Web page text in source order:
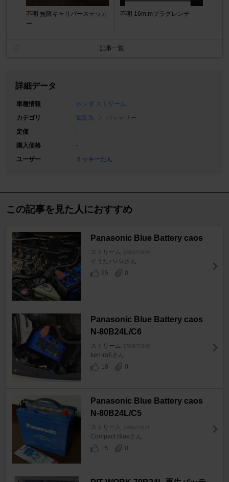
不明 無限キャリパーステッカ
ー
不明 16m,mプラグレンチ
記事一覧
詳細データ
車種情報
ホンダ ストリーム
カテゴリ
電装系
バッテリー
定価
-
購入価格
-
ユーザー
ミッキーたん
この記事を見た人におすすめ
Panasonic Blue Battery caos
ストリーム [RN6/7/8/9]
そうたパパ♪さん
25
0
Panasonic Blue Battery caos
N-80B24L/C6
ストリーム [RN6/7/8/9]
ken-ra6さん
18
0
Panasonic Blue Battery caos
N-80B24L/C5
ストリーム [RN6/7/8/9]
Compact Blueさん
15
0